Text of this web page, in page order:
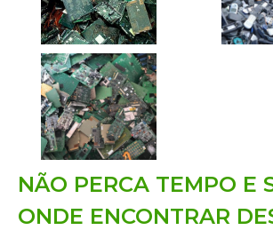
NÃO PERCA TEMPO E
ONDE ENCONTRAR